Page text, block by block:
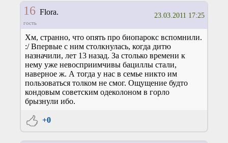
16Flora.
гость
23.03.2011 17:25
Хм, странно, что опять про биопарокс вспомнили.
:/ Впервые с ним столкнулась, когда дитю
назначили, лет 13 назад. За столько времени к
нему уже невосприимчивы бациллы стали,
наверное ж. А тогда у нас в семье никто им
пользоваться толком не смог. Ощущение будто
кондовым советским одеколоном в горло
брызнули ибо.
+0